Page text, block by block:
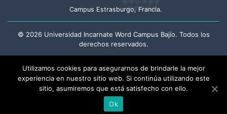
Campus Estrasburgo, Francia.
© 2026Universidad Incarnate Word Campus Bajío. Todos los
derechos reservados.
Crayón: Estudio Creativo
Utilizamos cookies para asegurarnos de brindarle la mejor
experiencia en nuestro sitio web. Si continúa utilizando este
sitio, asumiremos que está satisfecho con ello.
Ok